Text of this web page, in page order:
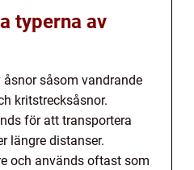
typerna av
såsom vandrande
kritstrecksåsnor.
för att transportera
längre distanser.
och används oftast som